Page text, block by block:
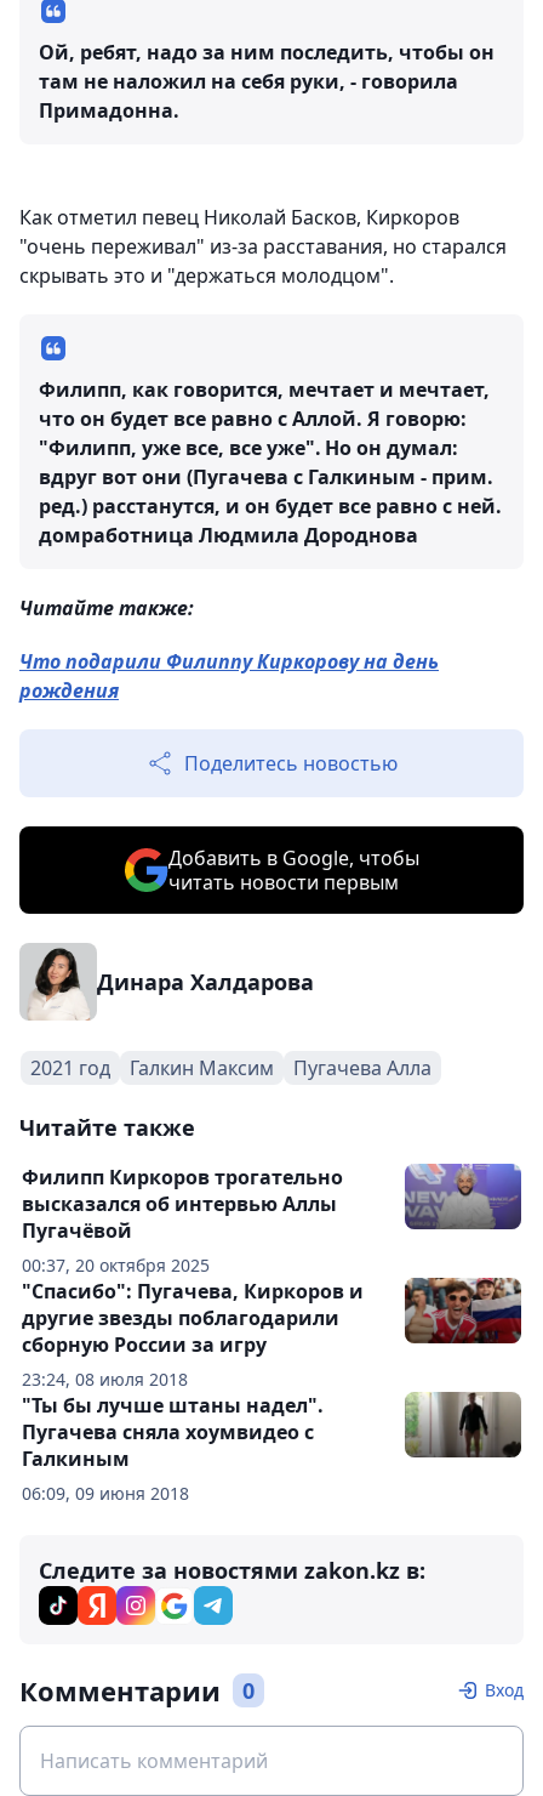
Ой, ребят, надо за ним последить, чтобы он
там не наложил на себя руки, - говорила
Примадонна.
Как отметил певец Николай Басков, Киркоров
"очень переживал" из-за расставания, но старался
скрывать это и "держаться молодцом".
Филипп, как говорится, мечтает и мечтает,
что он будет все равно с Аллой. Я говорю:
"Филипп, уже все, все уже". Но он думал:
вдруг вот они (Пугачева с Галкиным - прим.
ред.) расстанутся, и он будет все равно с ней.
домработница Людмила Дороднова
Читайте также:
Что подарили Филиппу Киркорову на день
рождения
Поделитесь новостью
Добавить в Google, чтобы
читать новости первым
Динара Халдарова
2021 год Галкин Максим Пугачева Алла
Читайте также
00:37, 20 октября 2025
Филипп Киркоров трогательно
высказался об интервью Аллы
Пугачёвой
23:24, 08 июля 2018
"Спасибо": Пугачева, Киркоров и
другие звезды поблагодарили
сборную России за игру
06:09, 09 июня 2018
"Ты бы лучше штаны надел".
Пугачева сняла хоумвидео с
Галкиным
Следите за новостями zakon.kz в:
Комментарии 0 Вход